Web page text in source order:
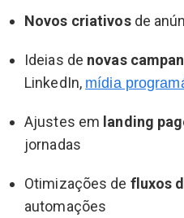
Novos criativosde
Ideias de novas
LinkedIn, mídia
Ajustes em landing
jornadas
Otimizações de fluxos
automações